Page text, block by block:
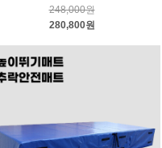
248,000원
280,800원